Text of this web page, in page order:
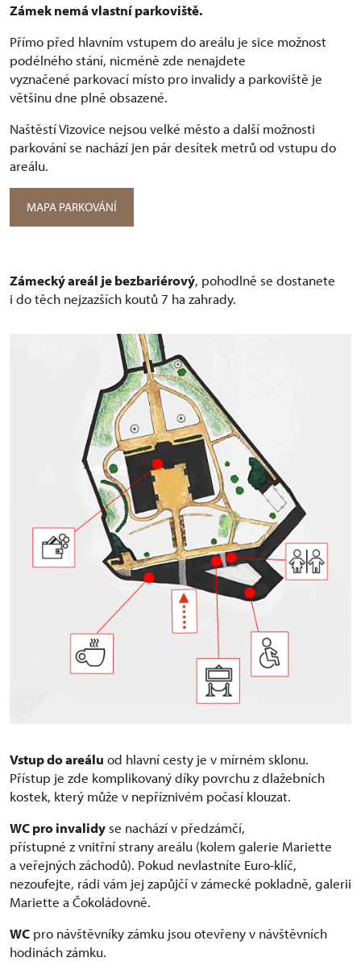
Zámek nemá vlastní parkoviště.
Přímo před hlavním vstupem do areálu je sice možnost
podélného stání, nicméně zde nenajdete
vyznačené parkovací místo pro invalidy a parkoviště je
většinu dne plně obsazené.
Naštěstí Vizovice nejsou velké město a další možnosti
parkování se nachází jen pár desítek metrů od vstupu do
areálu.
MAPA PARKOVÁNÍ
Zámecký areál je bezbariérový, pohodlně se dostanete
i do těch nejzazších koutů 7 ha zahrady.
Vstup do areálu od hlavní cesty je v mírném sklonu.
Přístup je zde komplikovaný díky povrchu z dlažebních
kostek, který může v nepříznivém počasí klouzat.
WC pro invalidyse nachází v předzámčí,
přístupné z vnitřní strany areálu (kolem galerie Mariette
a veřejných záchodů). Pokud nevlastníte Euro-klíč,
nezoufejte, rádi vám jej zapůjčí v zámecké pokladně, galerii
Mariette a Čokoládovně.
WC pro návštěvníky zámku jsou otevřeny v návštěvních
hodinách zámku.